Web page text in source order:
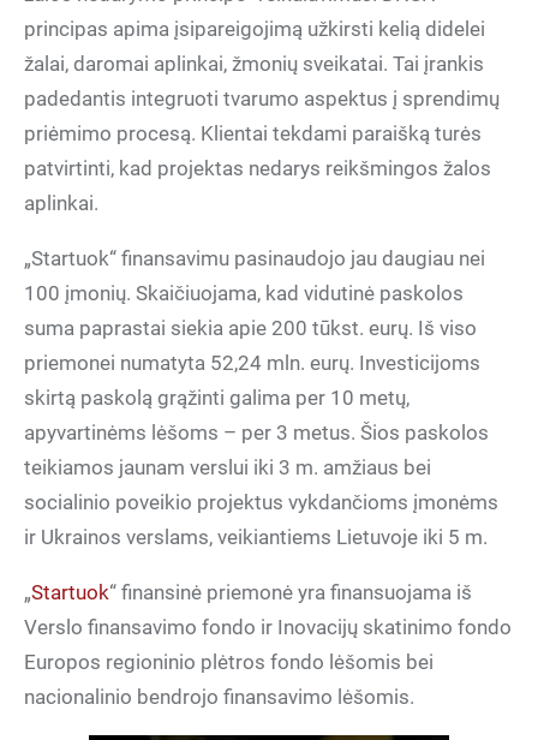
principas apima įsipareigojimą užkirsti kelią didelei
žalai, daromai aplinkai, žmonių sveikatai. Tai įrankis
padedantis integruoti tvarumo aspektus į sprendimų
priėmimo procesą. Klientai tekdami paraišką turės
patvirtinti, kad projektas nedarys reikšmingos žalos
aplinkai.
„Startuok“ finansavimu pasinaudojo jau daugiau nei
100 įmonių. Skaičiuojama, kad vidutinė paskolos
suma paprastai siekia apie 200 tūkst. eurų. Iš viso
priemonei numatyta 52,24 mln. eurų. Investicijoms
skirtą paskolą grąžinti galima per 10 metų,
apyvartinėms lėšoms – per 3 metus. Šios paskolos
teikiamos jaunam verslui iki 3 m. amžiaus bei
socialinio poveikio projektus vykdančioms įmonėms
ir Ukrainos verslams, veikiantiems Lietuvoje iki 5 m.
„Startuok“ finansinė priemonė yra finansuojama iš
Verslo finansavimo fondo ir Inovacijų skatinimo fondo
Europos regioninio plėtros fondo lėšomis bei
nacionalinio bendrojo finansavimo lėšomis.